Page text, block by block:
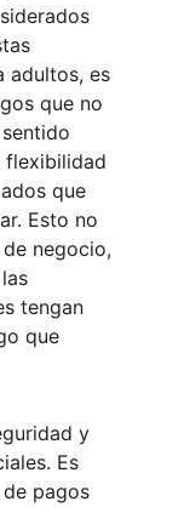
adultos, es
que no
flexibilidad
que
Esto no
negocio,
tengan
que
y
Es
pagos